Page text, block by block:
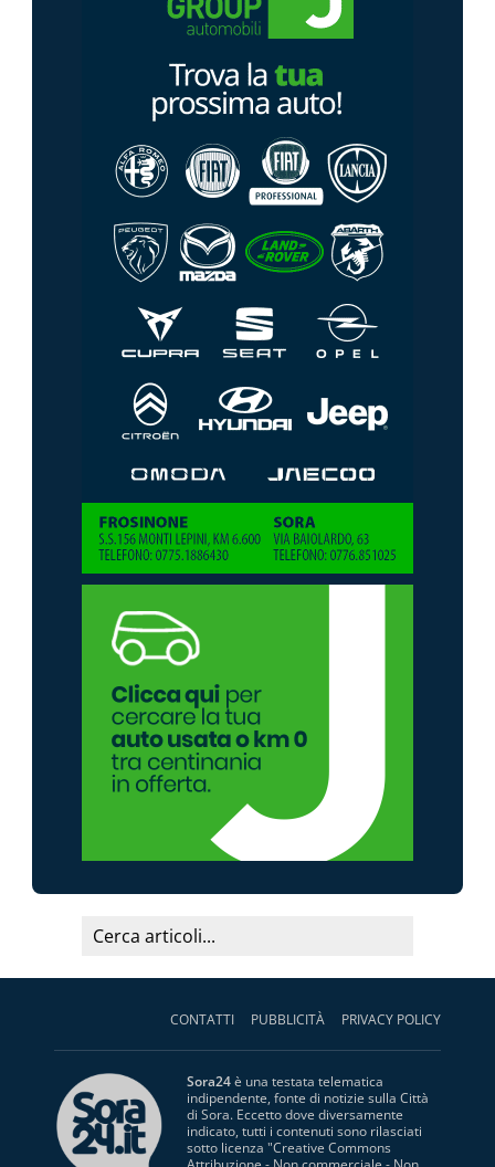
CONTATTI PUBBLICITÀ PRIVACY POLICY
Sora24è una testata telematica
indipendente, fonte di notizie sulla Città
di Sora. Eccetto dove diversamente
indicato, tutti i contenuti sono rilasciati
sotto licenza "Creative Commons